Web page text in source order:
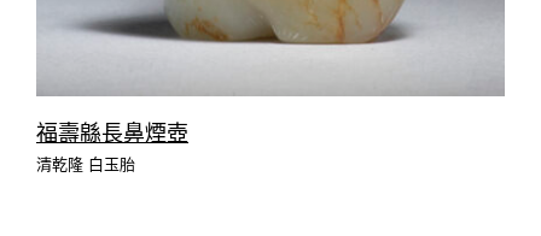
福壽緜長鼻煙壺
清乾隆 白玉胎